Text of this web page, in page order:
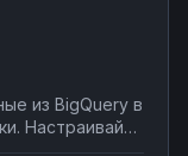
из BigQuery в
Настраивайте